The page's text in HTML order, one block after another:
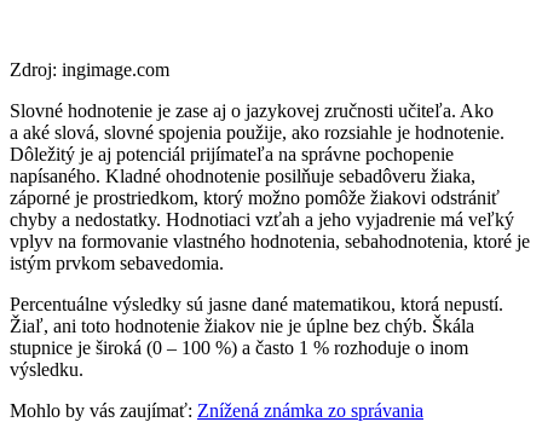
Zdroj: ingimage.com
Slovné hodnotenie je zase aj o jazykovej zručnosti učiteľa. Ako
a aké slová, slovné spojenia použije, ako rozsiahle je hodnotenie.
Dôležitý je aj potenciál prijímateľa na správne pochopenie
napísaného. Kladné ohodnotenie posilňuje sebadôveru žiaka,
záporné je prostriedkom, ktorý možno pomôže žiakovi odstrániť
chyby a nedostatky. Hodnotiaci vzťah a jeho vyjadrenie má veľký
vplyv na formovanie vlastného hodnotenia, sebahodnotenia, ktoré je
istým prvkom sebavedomia.
Percentuálne výsledky sú jasne dané matematikou, ktorá nepustí.
Žiaľ, ani toto hodnotenie žiakov nie je úplne bez chýb. Škála
stupnice je široká (0 – 100 %) a často 1 % rozhoduje o inom
výsledku.
Mohlo by vás zaujímať: Znížená známka zo správania